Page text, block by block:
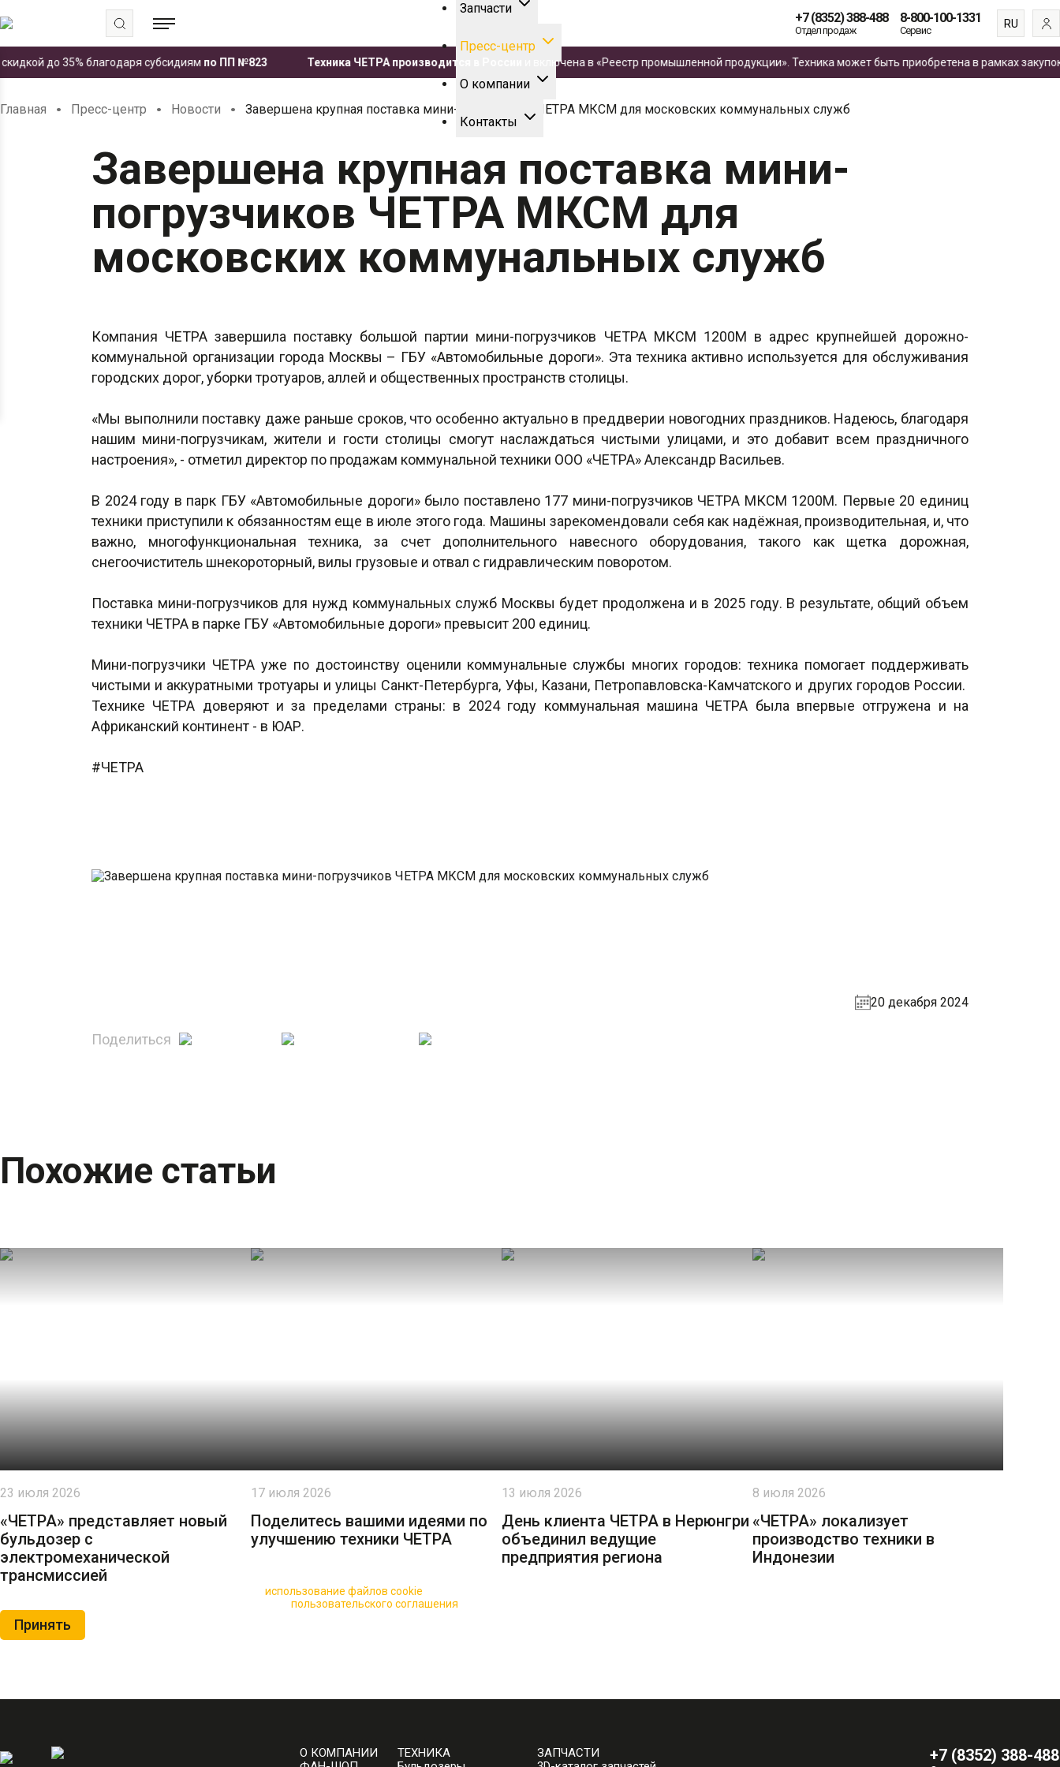
Запчасти
Пресс-центр
О компании
Контакты
+7 (8352) 388-488
Отдел продаж
8-800-100-1331
Сервис
RU
EN
ES
до 35% благодаря субсидиямпо ПП №823 Техника ЧЕТРА производится в России и включена в «Реестр промышленной продукции». Техника может быть приобретена в рамках закупокпо
Главная . Пресс-центр . Новости . Завершена крупная поставка мини-погрузчиков ЧЕТРА МКСМ для московских коммунальных служб
Завершена крупная поставка мини-
погрузчиков ЧЕТРА МКСМ для
московских коммунальных служб
Компания ЧЕТРА завершила поставку большой партии мини-погрузчиков ЧЕТРА МКСМ 1200М в адрес крупнейшей дорожно-
коммунальной организации города Москвы – ГБУ «Автомобильные дороги». Эта техника активно используется для обслуживания
городских дорог, уборки тротуаров, аллей и общественных пространств столицы.
«Мы выполнили поставку даже раньше сроков, что особенно актуально в преддверии новогодних праздников. Надеюсь, благодаря
нашим мини-погрузчикам, жители и гости столицы смогут наслаждаться чистыми улицами, и это добавит всем праздничного
настроения», - отметил директор по продажам коммунальной техники ООО «ЧЕТРА» Александр Васильев.
В 2024 году в парк ГБУ «Автомобильные дороги» было поставлено 177 мини-погрузчиков ЧЕТРА МКСМ 1200М. Первые 20 единиц
техники приступили к обязанностям еще в июле этого года. Машины зарекомендовали себя как надёжная, производительная, и, что
важно, многофункциональная техника, за счет дополнительного навесного оборудования, такого как щетка дорожная,
снегоочиститель шнекороторный, вилы грузовые и отвал с гидравлическим поворотом.
Поставка мини-погрузчиков для нужд коммунальных служб Москвы будет продолжена и в 2025 году. В результате, общий объем
техники ЧЕТРА в парке ГБУ «Автомобильные дороги» превысит 200 единиц.
Мини-погрузчики ЧЕТРА уже по достоинству оценили коммунальные службы многих городов: техника помогает поддерживать
чистыми и аккуратными тротуары и улицы Санкт-Петербурга, Уфы, Казани, Петропавловска-Камчатского и других городов России.
Технике ЧЕТРА доверяют и за пределами страны: в 2024 году коммунальная машина ЧЕТРА была впервые отгружена и на
Африканский континент - в ЮАР.
#ЧЕТРА
Поделиться
20 декабря 2024
Похожие статьи
23 июля 2026
«ЧЕТРА» представляет новый
бульдозер с
электромеханической
трансмиссией
17 июля 2026
Поделитесь вашими идеями по
улучшению техники ЧЕТРА
13 июля 2026
День клиента ЧЕТРА в Нерюнгри
объединил ведущие
предприятия региона
8 июля 2026
«ЧЕТРА» локализует
производство техники в
Индонезии
использование файлов cookie
пользовательского соглашения
Принять
О КОМПАНИИ
ТЕХНИКА
ЗАПЧАСТИ
+7 (8352) 388-488